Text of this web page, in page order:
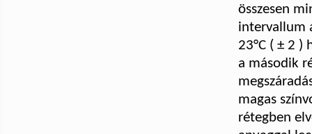
összesen
intervallum
23°C ( ± 2
a második
magas
rétegben